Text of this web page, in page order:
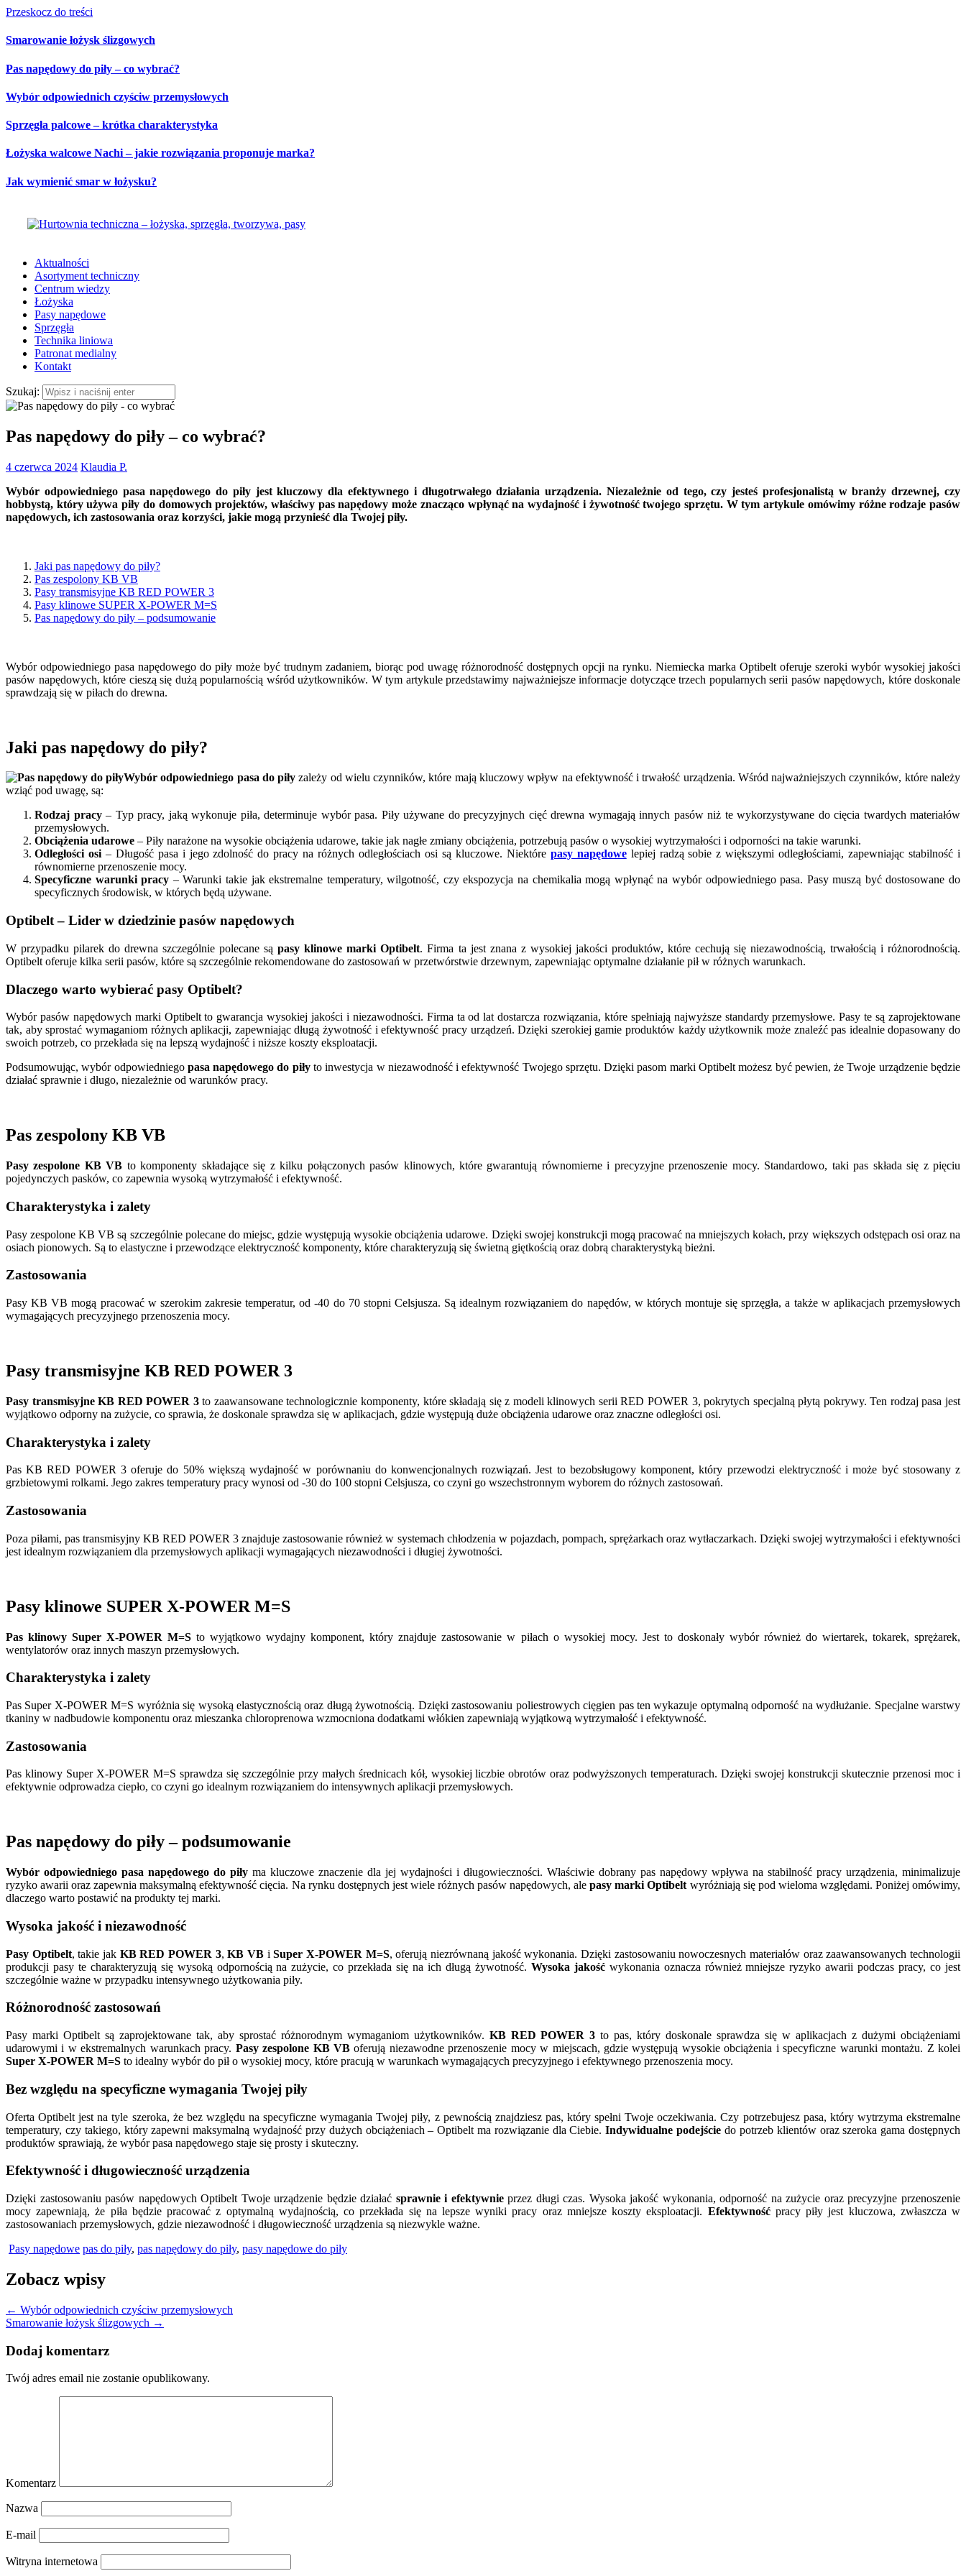
Przeskocz do treści
Smarowanie łożysk ślizgowych
Pas napędowy do piły – co wybrać?
Wybór odpowiednich czyściw przemysłowych
Sprzęgła palcowe – krótka charakterystyka
Łożyska walcowe Nachi – jakie rozwiązania proponuje marka?
Jak wymienić smar w łożysku?
Aktualności
Asortyment techniczny
Centrum wiedzy
Łożyska
Pasy napędowe
Sprzęgła
Technika liniowa
Patronat medialny
Kontakt
Szukaj:
Pas napędowy do piły – co wybrać?
4 czerwca 2024 Klaudia P.
Wybór odpowiedniego pasa napędowego do piły jest kluczowy dla efektywnego i długotrwałego działania urządzenia. Niezależnie od tego, czy jesteś profesjonalistą w branży drzewnej, czy
hobbystą, który używa piły do domowych projektów, właściwy pas napędowy może znacząco wpłynąć na wydajność i żywotność twojego sprzętu. W tym artykule omówimy różne rodzaje pasów
napędowych, ich zastosowania oraz korzyści, jakie mogą przynieść dla Twojej piły.
Jaki pas napędowy do piły?
Pas zespolony KB VB
Pasy transmisyjne KB RED POWER 3
Pasy klinowe SUPER X-POWER M=S
Pas napędowy do piły – podsumowanie
Wybór odpowiedniego pasa napędowego do piły może być trudnym zadaniem, biorąc pod uwagę różnorodność dostępnych opcji na rynku. Niemiecka marka Optibelt oferuje szeroki wybór wysokiej jakości
pasów napędowych, które cieszą się dużą popularnością wśród użytkowników. W tym artykule przedstawimy najważniejsze informacje dotyczące trzech popularnych serii pasów napędowych, które doskonale
sprawdzają się w piłach do drewna.
Jaki pas napędowy do piły?
Wybór odpowiedniego pasa do piły zależy od wielu czynników, które mają kluczowy wpływ na efektywność i trwałość urządzenia. Wśród najważniejszych czynników, które należy
wziąć pod uwagę, są:
Rodzaj pracy– Typ pracy, jaką wykonuje piła, determinuje wybór pasa. Piły używane do precyzyjnych cięć drewna wymagają innych pasów niż te wykorzystywane do cięcia twardych materiałów
przemysłowych.
Obciążenia udarowe – Piły narażone na wysokie obciążenia udarowe, takie jak nagłe zmiany obciążenia, potrzebują pasów o wysokiej wytrzymałości i odporności na takie warunki.
Odległości osi– Długość pasa i jego zdolność do pracy na różnych odległościach osi są kluczowe. Niektóre pasy napędowelepiej radzą sobie z większymi odległościami, zapewniając stabilność i
równomierne przenoszenie mocy.
Specyficzne warunki pracy – Warunki takie jak ekstremalne temperatury, wilgotność, czy ekspozycja na chemikalia mogą wpłynąć na wybór odpowiedniego pasa. Pasy muszą być dostosowane do
specyficznych środowisk, w których będą używane.
Optibelt – Lider w dziedzinie pasów napędowych
W przypadku pilarek do drewna szczególnie polecane sąpasy klinowe marki Optibelt. Firma ta jest znana z wysokiej jakości produktów, które cechują się niezawodnością, trwałością i różnorodnością.
Optibelt oferuje kilka serii pasów, które są szczególnie rekomendowane do zastosowań w przetwórstwie drzewnym, zapewniając optymalne działanie pił w różnych warunkach.
Dlaczego warto wybierać pasy Optibelt?
Wybór pasów napędowych marki Optibelt to gwarancja wysokiej jakości i niezawodności. Firma ta od lat dostarcza rozwiązania, które spełniają najwyższe standardy przemysłowe. Pasy te są zaprojektowane
tak, aby sprostać wymaganiom różnych aplikacji, zapewniając długą żywotność i efektywność pracy urządzeń. Dzięki szerokiej gamie produktów każdy użytkownik może znaleźć pas idealnie dopasowany do
swoich potrzeb, co przekłada się na lepszą wydajność i niższe koszty eksploatacji.
Podsumowując, wybór odpowiedniego pasa napędowego do piłyto inwestycja w niezawodność i efektywność Twojego sprzętu. Dzięki pasom marki Optibelt możesz być pewien, że Twoje urządzenie będzie
działać sprawnie i długo, niezależnie od warunków pracy.
Pas zespolony KB VB
Pasy zespolone KB VB to komponenty składające się z kilku połączonych pasów klinowych, które gwarantują równomierne i precyzyjne przenoszenie mocy. Standardowo, taki pas składa się z pięciu
pojedynczych pasków, co zapewnia wysoką wytrzymałość i efektywność.
Charakterystyka i zalety
Pasy zespolone KB VB są szczególnie polecane do miejsc, gdzie występują wysokie obciążenia udarowe. Dzięki swojej konstrukcji mogą pracować na mniejszych kołach, przy większych odstępach osi oraz na
osiach pionowych. Są to elastyczne i przewodzące elektryczność komponenty, które charakteryzują się świetną giętkością oraz dobrą charakterystyką bieżni.
Zastosowania
Pasy KB VB mogą pracować w szerokim zakresie temperatur, od -40 do 70 stopni Celsjusza. Są idealnym rozwiązaniem do napędów, w których montuje się sprzęgła, a także w aplikacjach przemysłowych
wymagających precyzyjnego przenoszenia mocy.
Pasy transmisyjne KB RED POWER 3
Pasy transmisyjne KB RED POWER 3to zaawansowane technologicznie komponenty, które składają się z modeli klinowych serii RED POWER 3, pokrytych specjalną płytą pokrywy. Ten rodzaj pasa jest
wyjątkowo odporny na zużycie, co sprawia, że doskonale sprawdza się w aplikacjach, gdzie występują duże obciążenia udarowe oraz znaczne odległości osi.
Charakterystyka i zalety
Pas KB RED POWER 3 oferuje do 50% większą wydajność w porównaniu do konwencjonalnych rozwiązań. Jest to bezobsługowy komponent, który przewodzi elektryczność i może być stosowany z
grzbietowymi rolkami. Jego zakres temperatury pracy wynosi od -30 do 100 stopni Celsjusza, co czyni go wszechstronnym wyborem do różnych zastosowań.
Zastosowania
Poza piłami, pas transmisyjny KB RED POWER 3 znajduje zastosowanie również w systemach chłodzenia w pojazdach, pompach, sprężarkach oraz wytłaczarkach. Dzięki swojej wytrzymałości i efektywności
jest idealnym rozwiązaniem dla przemysłowych aplikacji wymagających niezawodności i długiej żywotności.
Pasy klinowe SUPER X-POWER M=S
Pas klinowy Super X-POWER M=S to wyjątkowo wydajny komponent, który znajduje zastosowanie w piłach o wysokiej mocy. Jest to doskonały wybór również do wiertarek, tokarek, sprężarek,
wentylatorów oraz innych maszyn przemysłowych.
Charakterystyka i zalety
Pas Super X-POWER M=S wyróżnia się wysoką elastycznością oraz długą żywotnością. Dzięki zastosowaniu poliestrowych cięgien pas ten wykazuje optymalną odporność na wydłużanie. Specjalne warstwy
tkaniny w nadbudowie komponentu oraz mieszanka chloroprenowa wzmocniona dodatkami włókien zapewniają wyjątkową wytrzymałość i efektywność.
Zastosowania
Pas klinowy Super X-POWER M=S sprawdza się szczególnie przy małych średnicach kół, wysokiej liczbie obrotów oraz podwyższonych temperaturach. Dzięki swojej konstrukcji skutecznie przenosi moc i
efektywnie odprowadza ciepło, co czyni go idealnym rozwiązaniem do intensywnych aplikacji przemysłowych.
Pas napędowy do piły – podsumowanie
Wybór odpowiedniego pasa napędowego do piły ma kluczowe znaczenie dla jej wydajności i długowieczności. Właściwie dobrany pas napędowy wpływa na stabilność pracy urządzenia, minimalizuje
ryzyko awarii oraz zapewnia maksymalną efektywność cięcia. Na rynku dostępnych jest wiele różnych pasów napędowych, alepasy marki Optibelt wyróżniają się pod wieloma względami. Poniżej omówimy,
dlaczego warto postawić na produkty tej marki.
Wysoka jakość i niezawodność
Pasy Optibelt, takie jak KB RED POWER 3,KB VB iSuper X-POWER M=S, oferują niezrównaną jakość wykonania. Dzięki zastosowaniu nowoczesnych materiałów oraz zaawansowanych technologii
produkcji pasy te charakteryzują się wysoką odpornością na zużycie, co przekłada się na ich długą żywotność. Wysoka jakośćwykonania oznacza również mniejsze ryzyko awarii podczas pracy, co jest
szczególnie ważne w przypadku intensywnego użytkowania piły.
Różnorodność zastosowań
Pasy marki Optibelt są zaprojektowane tak, aby sprostać różnorodnym wymaganiom użytkowników. KB RED POWER 3 to pas, który doskonale sprawdza się w aplikacjach z dużymi obciążeniami
udarowymi i w ekstremalnych warunkach pracy. Pasy zespolone KB VBoferują niezawodne przenoszenie mocy w miejscach, gdzie występują wysokie obciążenia i specyficzne warunki montażu. Z kolei
Super X-POWER M=S to idealny wybór do pił o wysokiej mocy, które pracują w warunkach wymagających precyzyjnego i efektywnego przenoszenia mocy.
Bez względu na specyficzne wymagania Twojej piły
Oferta Optibelt jest na tyle szeroka, że bez względu na specyficzne wymagania Twojej piły, z pewnością znajdziesz pas, który spełni Twoje oczekiwania. Czy potrzebujesz pasa, który wytrzyma ekstremalne
temperatury, czy takiego, który zapewni maksymalną wydajność przy dużych obciążeniach – Optibelt ma rozwiązanie dla Ciebie.Indywidualne podejście do potrzeb klientów oraz szeroka gama dostępnych
produktów sprawiają, że wybór pasa napędowego staje się prosty i skuteczny.
Efektywność i długowieczność urządzenia
Dzięki zastosowaniu pasów napędowych Optibelt Twoje urządzenie będzie działać sprawnie i efektywnieprzez długi czas. Wysoka jakość wykonania, odporność na zużycie oraz precyzyjne przenoszenie
mocy zapewniają, że piła będzie pracować z optymalną wydajnością, co przekłada się na lepsze wyniki pracy oraz mniejsze koszty eksploatacji. Efektywnośćpracy piły jest kluczowa, zwłaszcza w
zastosowaniach przemysłowych, gdzie niezawodność i długowieczność urządzenia są niezwykle ważne.
Pasy napędowe pas do piły, pas napędowy do piły, pasy napędowe do piły
Zobacz wpisy
← Wybór odpowiednich czyściw przemysłowych
Smarowanie łożysk ślizgowych →
Dodaj komentarz
Twój adres email nie zostanie opublikowany.
Komentarz
Nazwa
E-mail
Witryna internetowa